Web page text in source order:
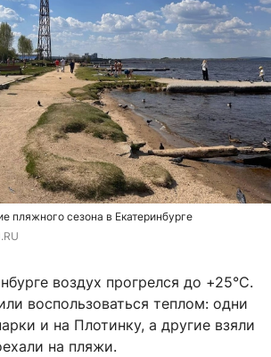
пляжного сезона в Екатеринбурге
воздух прогрелся до +25°C.
воспользоваться теплом: одни
и на Плотинку, а другие взяли
на пляжи.